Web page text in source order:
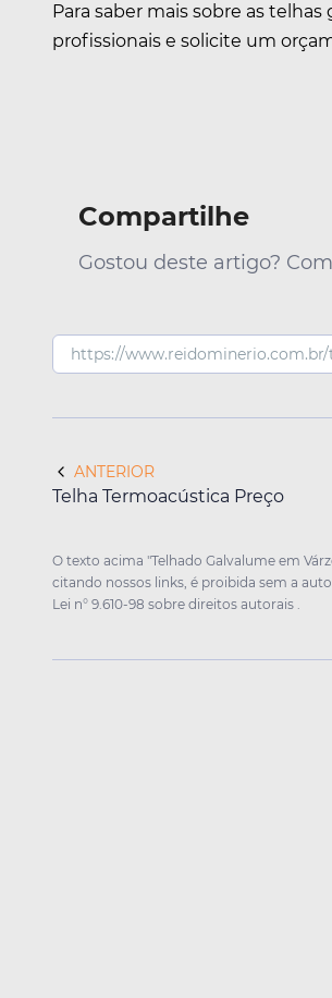
Para saber mais sobre as
profissionais e solicite um
Compartilhe
Gostou deste artigo?
ANTERIOR
Telha Termoacústica Preço
O texto acima "Telhado Galvalume em
citando nossos links, é proibida sem a
Lei n° 9.610-98 sobre direitos autorais .